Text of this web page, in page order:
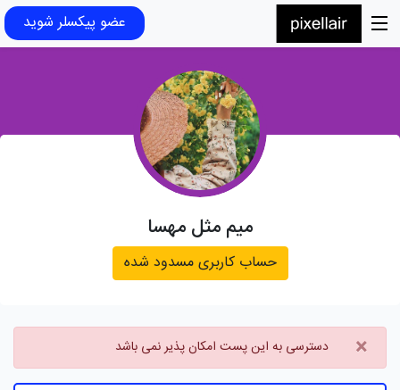
عضو پیکسلر شوید
میم مثل مهسا
حساب کاربری مسدود شده
× دسترسی به این پست امکان پذیر نمی باشد